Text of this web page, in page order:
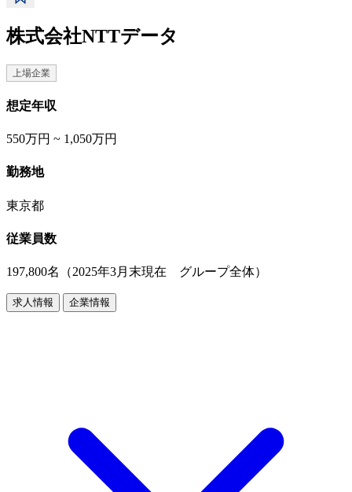
株式会社NTTデータ
上場企業
想定年収
550万円 ~ 1,050万円
勤務地
東京都
従業員数
197,800名（2025年3月末現在 グループ全体）
求人情報 企業情報